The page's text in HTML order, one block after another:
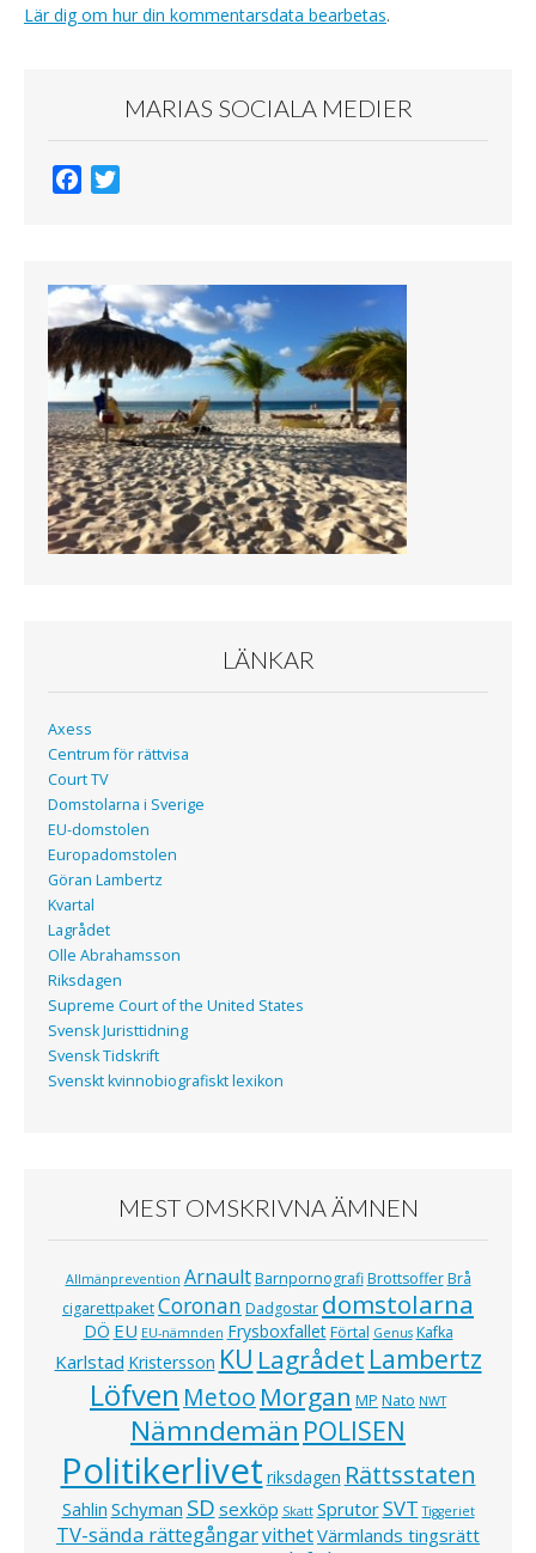
Lär dig om hur din kommentarsdata bearbetas.
MARIAS SOCIALA MEDIER
b
o
o
k
t
e
r
LÄNKAR
Axess
Centrum för rättvisa
Court TV
Domstolarna i Sverige
EU-domstolen
Europadomstolen
Göran Lambertz
Kvartal
Lagrådet
Olle Abrahamsson
Riksdagen
Supreme Court of the United States
Svensk Juristtidning
Svensk Tidskrift
Svenskt kvinnobiografiskt lexikon
MEST OMSKRIVNA ÄMNEN
Allmänprevention Arnault Barnpornografi Brottsoffer Brå
cigarettpaketCoronan Dadgostar domstolarna
DÖ EU EU-nämnden Frysboxfallet Förtal Genus Kafka
Karlstad Kristersson KU Lagrådet Lambertz
Löfven Metoo Morgan MP Nato NWT
Nämndemän POLISEN
Politikerlivet riksdagen Rättsstaten
Sahlin Schyman SD sexköp Skatt SprutorSVT Tiggeriet
TV-sända rättegångarvithetVärmlands tingsrätt